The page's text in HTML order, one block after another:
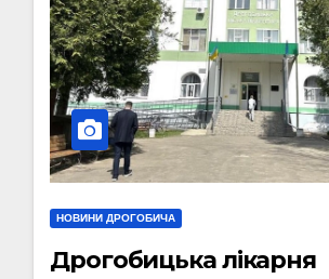
НОВИНИ ДРОГОБИЧА
Дрогобицька лікарня